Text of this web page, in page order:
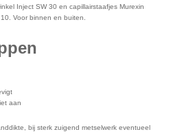
Inject SW 30 en capillairstaafjes Murexin
Voor binnen en buiten.
aan
bij sterk zuigend metselwerk eventueel